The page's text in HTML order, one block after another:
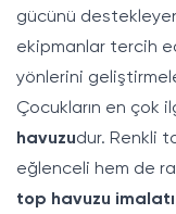
gücünü
ekipmanlar tercih
yönlerini
Çocukların en çok
havuzudur. Renkli
eğlenceli hem de
top havuzu imalatı